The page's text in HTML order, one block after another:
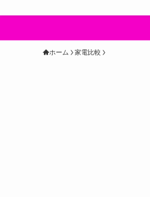
ホーム 家電比較